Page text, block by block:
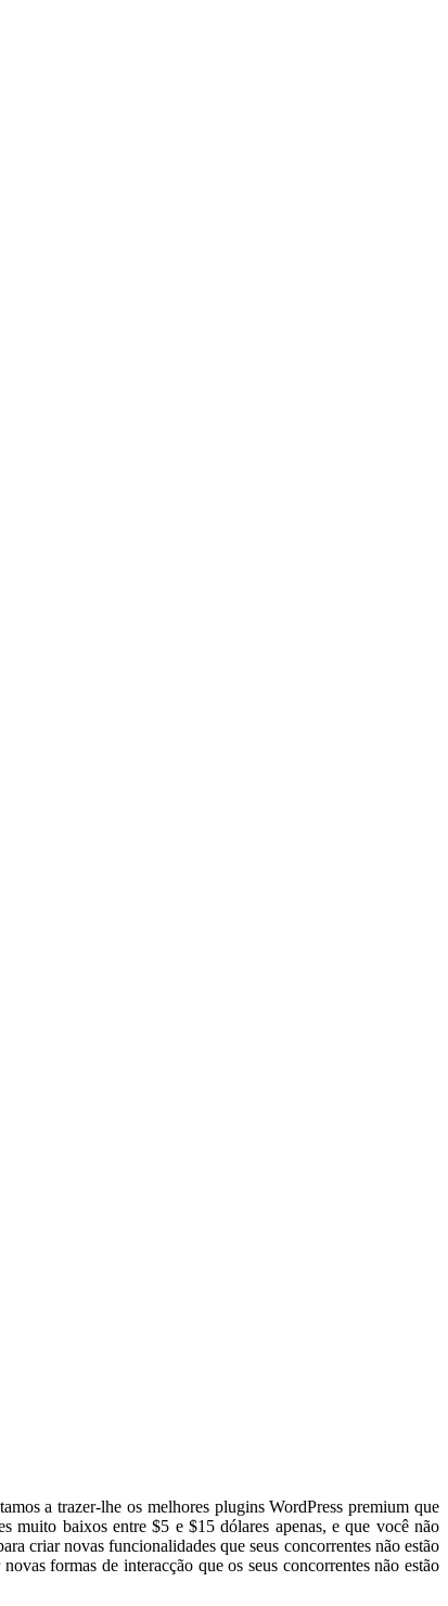
a trazer-lhe os melhores plugins WordPress premium que
muito baixos entre $5 e $15 dólares apenas, e que você não
criar novas funcionalidades que seus concorrentes não estão
formas de interacção que os seus concorrentes não estão